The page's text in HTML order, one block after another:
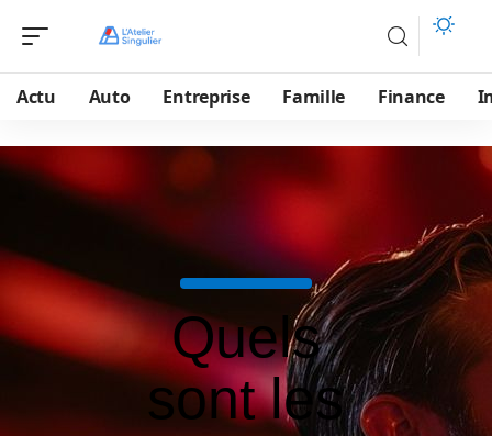
Actu Auto Entreprise Famille Finance
Quels
sont les